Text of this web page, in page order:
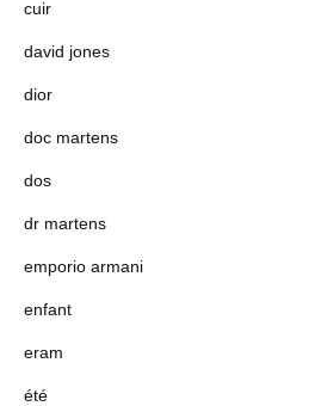
cuir
david jones
dior
doc martens
dos
dr martens
emporio armani
enfant
eram
été